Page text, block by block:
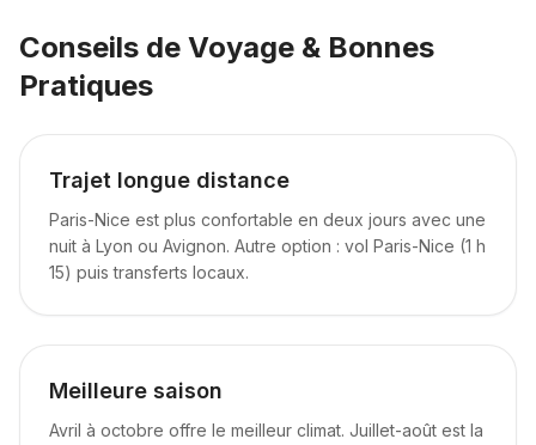
Conseils de Voyage & Bonnes
Pratiques
Trajet longue distance
Paris-Nice est plus confortable en deux jours avec une
nuit à Lyon ou Avignon. Autre option : vol Paris-Nice (1 h
15) puis transferts locaux.
Meilleure saison
Avril à octobre offre le meilleur climat. Juillet-août est la